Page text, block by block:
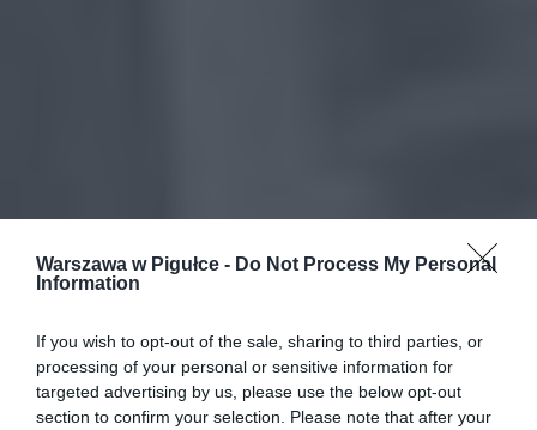
Warszawa w Pigułce - Do Not Process My Personal
Information
If you wish to opt-out of the sale, sharing to third parties, or
processing of your personal or sensitive information for
targeted advertising by us, please use the below opt-out
section to confirm your selection. Please note that after your